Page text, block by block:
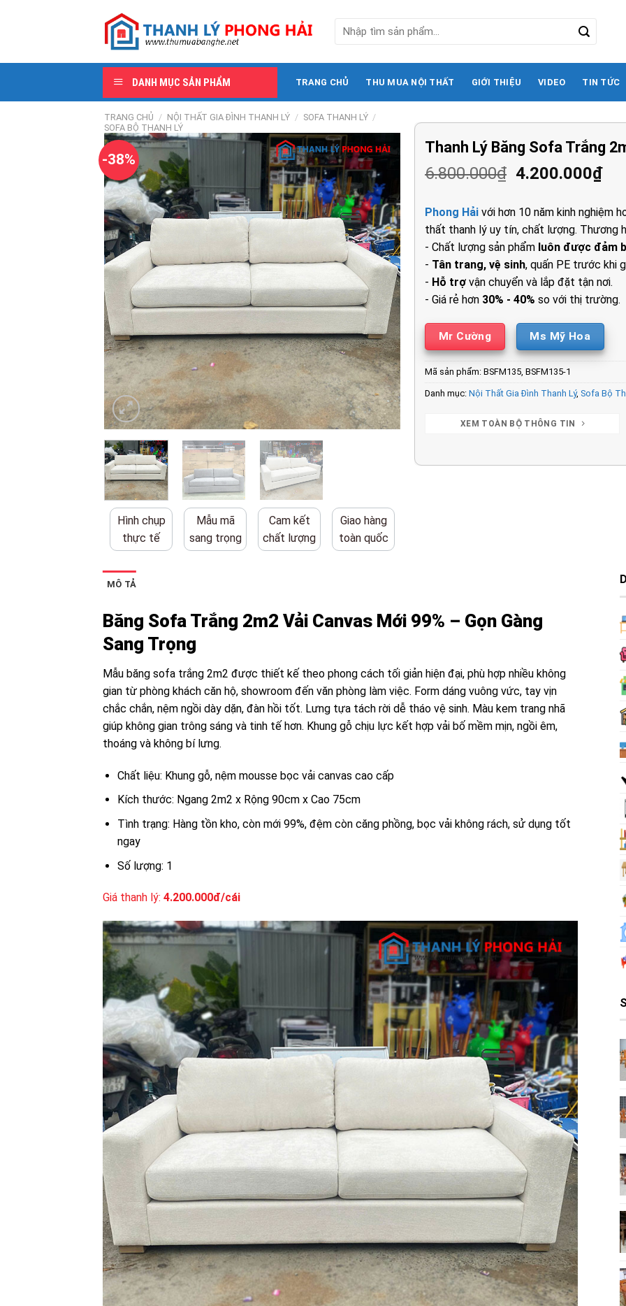
kiếm:
DANH MỤC SẢN PHẨM TRANG CHỦ THU MUA NỘI THẤT GIỚI THIỆU VIDEO TIN TỨC
TRANG CHỦ / NỘI THẤT GIA ĐÌNH THANH LÝ / SOFA THANH LÝ /
SOFA BỘ THANH LÝ
-38%
Hình chụp
thực tế
Mẫu mã
sang trọng
Cam kết
chất lượng
Giao hàng
toàn quốc
Thanh Lý Băng Sofa Trắng
6.800.000₫ Giá
là:
6.800.000₫.
4.200.000₫Giá
tại
là:
Phong Hải với hơn 10 năm kinh nghiệm
thất thanh lý uy tín, chất lượng. Thương
- Chất lượng sản phẩm luôn được đảm
- Tân trang, vệ sinh, quấn PE trước khi
- Hỗ trợ vận chuyển và lắp đặt tận nơi.
- Giá rẻ hơn 30% - 40% so với thị trường.
Mr Cường Ms Mỹ Hoa
Mã sản phẩm:BSFM135, BSFM135-1
Danh mục:Nội Thất Gia Đình Thanh Lý,Sofa Bộ
XEM TOÀN BỘ THÔNG TIN
MÔ TẢ
Băng Sofa Trắng 2m2 Vải Canvas Mới 99% – Gọn Gàng
Sang Trọng
Mẫu băng sofa trắng 2m2 được thiết kế theo phong cách tối giản hiện đại, phù hợp nhiều không
gian từ phòng khách căn hộ, showroom đến văn phòng làm việc. Form dáng vuông vức, tay vịn
chắc chắn, nệm ngồi dày dặn, đàn hồi tốt. Lưng tựa tách rời dễ tháo vệ sinh. Màu kem trang nhã
giúp không gian trông sáng và tinh tế hơn. Khung gỗ chịu lực kết hợp vải bố mềm mịn, ngồi êm,
thoáng và không bí lưng.
Chất liệu: Khung gỗ, nệm mousse bọc vải canvas cao cấp
Kích thước: Ngang 2m2 x Rộng 90cm x Cao 75cm
Tình trạng: Hàng tồn kho, còn mới 99%, đệm còn căng phồng, bọc vải không rách, sử dụng tốt
ngay
Số lượng: 1
Giá thanh lý: 4.200.000đ/cái